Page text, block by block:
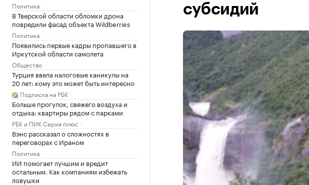
Политика
В Тверской области обломки дрона
повредили фасад объекта Wildberries
Политика
Появились первые кадры пропавшего в
Иркутской области самолета
Общество
Турция ввела налоговые каникулы на
20 лет: кому это может быть интересно
Подписка на РБК
Больше прогулок, свежего воздуха и
отдыха: квартиры рядом с парками
РБК и ПИК Серия плюс
Вэнс рассказал о сложностях в
переговорах с Ираном
Политика
ИИ помогает лучшим и вредит
остальным. Как компаниям избежать
ловушки
субсидий